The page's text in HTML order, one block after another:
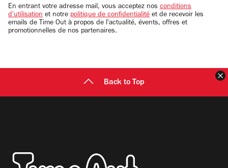
email
En entrant votre adresse mail, vous acceptez nos conditions
d'utilisation et notre politique de confidentialité et de recevoir les
emails de Time Out à propos de l'actualité, évents, offres et
promotionnelles de nos partenaires.
Back to Top